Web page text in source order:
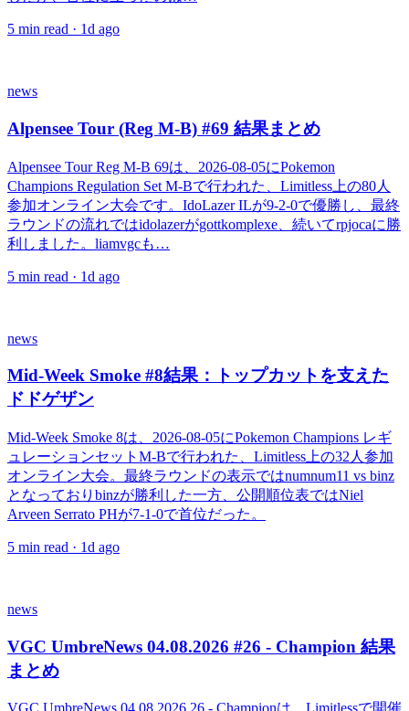
5 min read · 1d ago
news
Alpensee Tour (Reg M-B) #69 結果まとめ
Alpensee Tour Reg M-B 69は、2026-08-05にPokemon
Champions Regulation Set M-Bで行われた、Limitless上の80人
参加オンライン大会です。IdoLazer ILが9-2-0で優勝し、最終
ラウンドの流れではidolazerがgottkomplexe、続いてrpjocaに勝
利しました。liamvgcも…
5 min read · 1d ago
news
Mid-Week Smoke #8結果：トップカットを支えた
ドドゲザン
Mid-Week Smoke 8は、2026-08-05にPokemon Champions レギ
ュレーションセットM-Bで行われた、Limitless上の32人参加
オンライン大会。最終ラウンドの表示ではnumnum11 vs binz
となっておりbinzが勝利した一方、公開順位表ではNiel
Arveen Serrato PHが7-1-0で首位だった。
5 min read · 1d ago
news
VGC UmbreNews 04.08.2026 #26 - Champion 結果
まとめ